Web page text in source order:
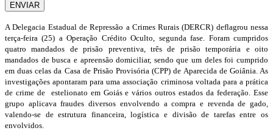
ENVIAR
A Delegacia Estadual de Repressão a Crimes Rurais (DERCR) deflagrou nessa
terça-feira (25) a Operação Crédito Oculto, segunda fase. Foram cumpridos
quatro mandados de prisão preventiva, três de prisão temporária e oito
mandados de busca e apreensão domiciliar, sendo que um deles foi cumprido
em duas celas da Casa de Prisão Provisória (CPP) de Aparecida de Goiânia. As
investigações apontaram para uma associação criminosa voltada para a prática
de crime de estelionato em Goiás e vários outros estados da federação. Esse
grupo aplicava fraudes diversos envolvendo a compra e revenda de gado,
valendo-se de estrutura financeira, logística e divisão de tarefas entre os
envolvidos.